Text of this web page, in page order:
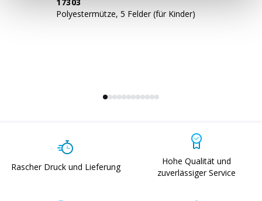
Polyestermütze, 5 Felder (für Kinder)
Rascher Druck und Lieferung
Hohe Qualität und
zuverlässiger Service